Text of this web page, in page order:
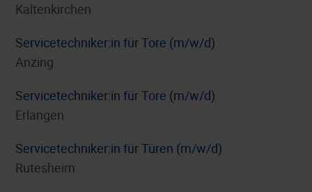
Kaltenkirchen
Servicetechniker:in für Tore (m/w/d)
Anzing
Servicetechniker:in für Tore (m/w/d)
Erlangen
Servicetechniker:in für Türen (m/w/d)
Rutesheim